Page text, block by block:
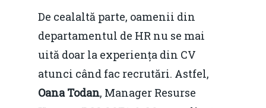
De cealaltă parte, oamenii din
departamentul de HR nu se mai
uită doar la experiența din CV
atunci când fac recrutări. Astfel,
Oana Todan, Manager Resurse